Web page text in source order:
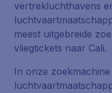
vertrekluchthavens
meest uitgebreide
vliegtickets naar Cali.
In onze